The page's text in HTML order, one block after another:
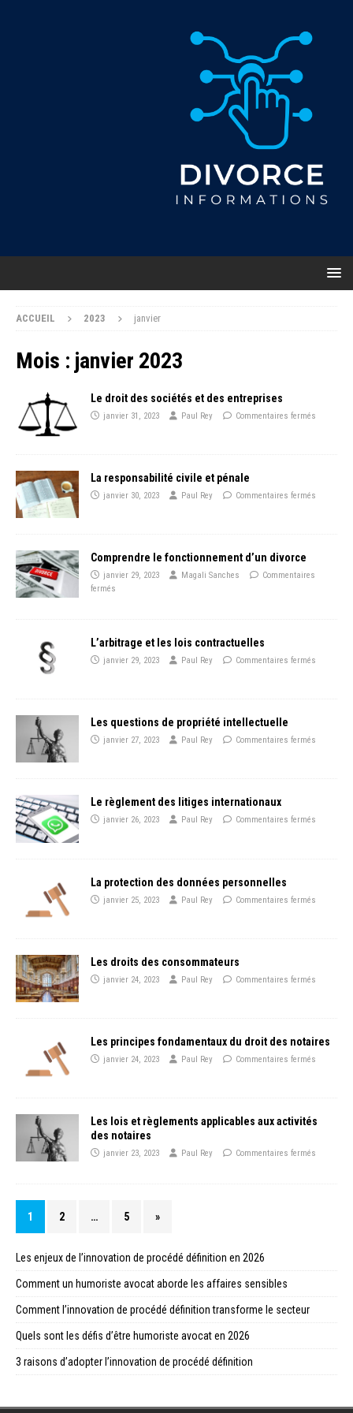
ACCUEIL 2023 janvier
Mois : janvier 2023
Le droit des sociétés et des entreprises
janvier 31, 2023 Paul Rey Commentaires fermés
La responsabilité civile et pénale
janvier 30, 2023 Paul Rey Commentaires fermés
Comprendre le fonctionnement d’un divorce
janvier 29, 2023 Magali Sanches
Commentaires
fermés
L’arbitrage et les lois contractuelles
janvier 29, 2023 Paul Rey Commentaires fermés
Les questions de propriété intellectuelle
janvier 27, 2023 Paul Rey Commentaires fermés
Le règlement des litiges internationaux
janvier 26, 2023 Paul Rey Commentaires fermés
La protection des données personnelles
janvier 25, 2023 Paul Rey Commentaires fermés
Les droits des consommateurs
janvier 24, 2023 Paul Rey Commentaires fermés
Les principes fondamentaux du droit des notaires
janvier 24, 2023 Paul Rey Commentaires fermés
Les lois et règlements applicables aux activités
des notaires
janvier 23, 2023 Paul Rey Commentaires fermés
1 2 … 5 »
Les enjeux de l’innovation de procédé définition en 2026
Comment un humoriste avocat aborde les affaires sensibles
Comment l’innovation de procédé définition transforme le secteur
Quels sont les défis d’être humoriste avocat en 2026
3 raisons d’adopter l’innovation de procédé définition